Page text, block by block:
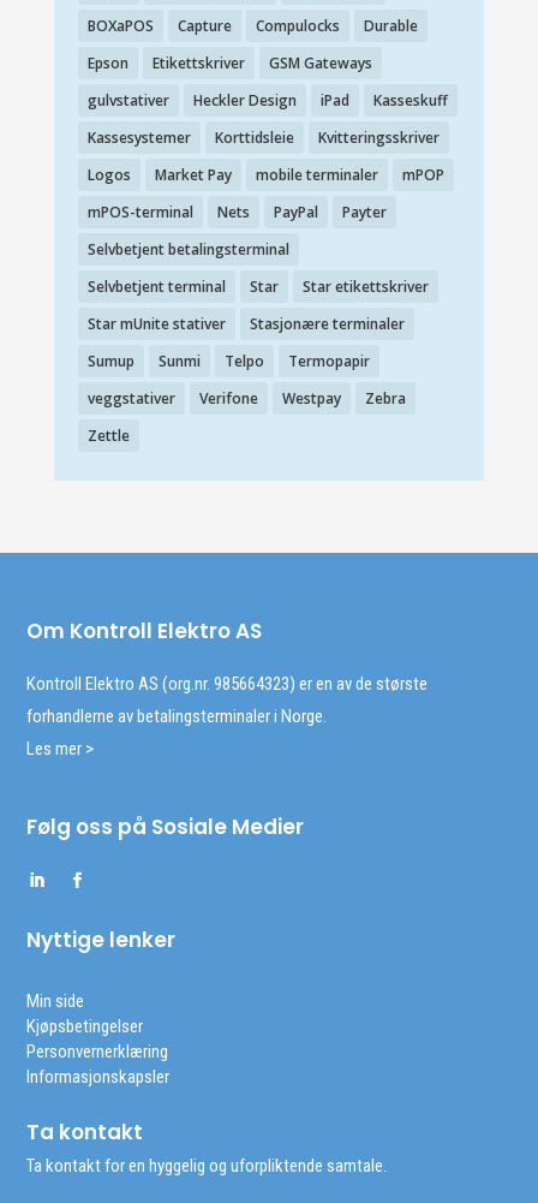
BOXaPOS
Capture Compulocks
Durable
Epson
Etikettskriver
GSM Gateways
gulvstativer
Heckler Design iPad
Kasseskuff
Kassesystemer
Korttidsleie
Kvitteringsskriver
Logos
Market Pay mobile terminaler
mPOP
mPOS-terminal
Nets PayPal
Payter
Selvbetjent betalingsterminal
Selvbetjent terminal
Star
Star etikettskriver
Star mUnite stativer
Stasjonære terminaler
Sumup
Sunmi Telpo
Termopapir
veggstativer
Verifone Westpay
Zebra
Zettle
Om Kontroll Elektro AS
Kontroll Elektro AS (org.nr. 985664323) er en av de største
forhandlerne av betalingsterminaler i Norge.
Les mer >
Følg oss på Sosiale Medier
Nyttige lenker
Min side
Kjøpsbetingelser
Personvernerklæring
Informasjonskapsler
Ta kontakt
Ta kontakt for en hyggelig og uforpliktende samtale.